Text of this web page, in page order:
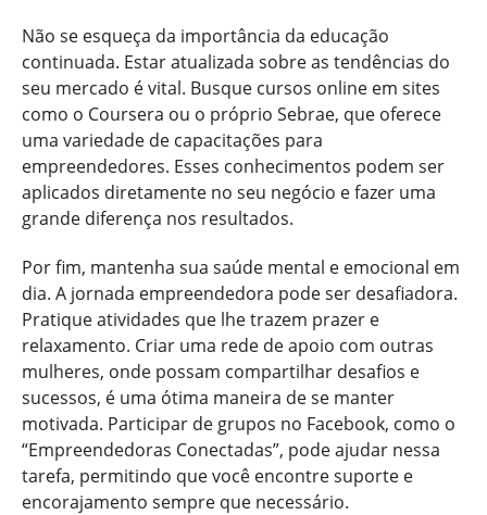
Não se esqueça da importância da educação
continuada. Estar atualizada sobre as tendências do
seu mercado é vital. Busque cursos online em sites
como o Coursera ou o próprio Sebrae, que oferece
uma variedade de capacitações para
empreendedores. Esses conhecimentos podem ser
aplicados diretamente no seu negócio e fazer uma
grande diferença nos resultados.
Por fim, mantenha sua saúde mental e emocional em
dia. A jornada empreendedora pode ser desafiadora.
Pratique atividades que lhe trazem prazer e
relaxamento. Criar uma rede de apoio com outras
mulheres, onde possam compartilhar desafios e
sucessos, é uma ótima maneira de se manter
motivada. Participar de grupos no Facebook, como o
“Empreendedoras Conectadas”, pode ajudar nessa
tarefa, permitindo que você encontre suporte e
encorajamento sempre que necessário.